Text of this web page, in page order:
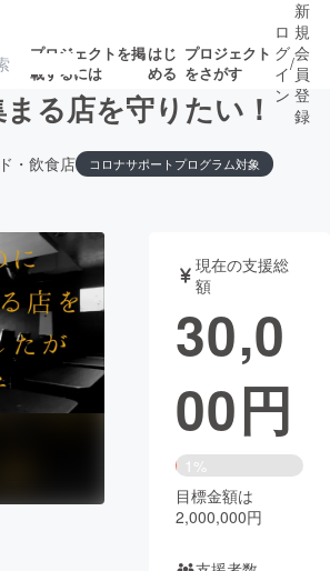
プロジェクトを掲
載するには
はじ
める
プロジェクト
をさがす
写真
ー・ガジェット ゲーム・サ
書籍・雑誌
チャレンジ
・地域活性化
ロ
グ
イ
ン
/
新
規
会
員
登
録
る店を守りたい！
・飲食店 コロナサポートプログラム対象
現在の支援総
額
30,0
00円
1%
目標金額は
2,000,000円